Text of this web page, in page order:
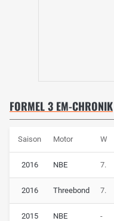
FORMEL 3 EM-CHRONIK
Saison Motor W
2016 NBE 7.
2016 Threebond 7.
2015 NBE -